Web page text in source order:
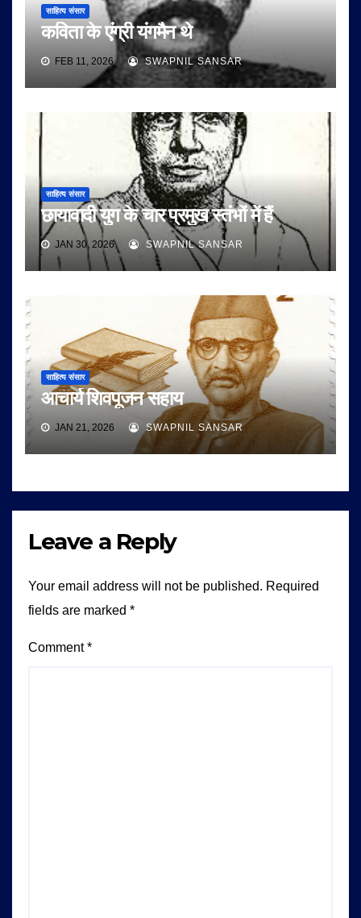
साहित्य संसार
कविता के एंग्री यंगमैन थे
FEB 11, 2026 SWAPNIL SANSAR
साहित्य संसार
छायावादी युग के चार प्रमुख स्तंभों में हैं
JAN 30, 2026 SWAPNIL SANSAR
साहित्य संसार
आचार्य शिवपूजन सहाय
JAN 21, 2026 SWAPNIL SANSAR
Leave a Reply
Your email address will not be published. Required
fields are marked *
Comment*